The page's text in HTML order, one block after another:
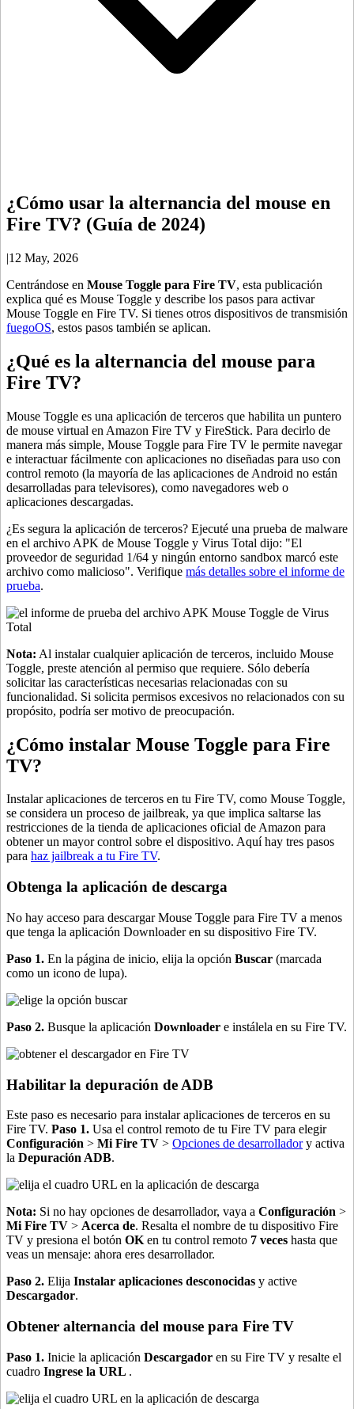
¿Cómo usar la alternancia del mouse en
Fire TV? (Guía de 2024)
|12 May, 2026
Centrándose en Mouse Toggle para Fire TV, esta publicación
explica qué es Mouse Toggle y describe los pasos para activar
Mouse Toggle en Fire TV. Si tienes otros dispositivos de transmisión
fuegoOS, estos pasos también se aplican.
¿Qué es la alternancia del mouse para
Fire TV?
Mouse Toggle es una aplicación de terceros que habilita un puntero
de mouse virtual en Amazon Fire TV y FireStick. Para decirlo de
manera más simple, Mouse Toggle para Fire TV le permite navegar
e interactuar fácilmente con aplicaciones no diseñadas para uso con
control remoto (la mayoría de las aplicaciones de Android no están
desarrolladas para televisores), como navegadores web o
aplicaciones descargadas.
¿Es segura la aplicación de terceros? Ejecuté una prueba de malware
en el archivo APK de Mouse Toggle y Virus Total dijo: "El
proveedor de seguridad 1/64 y ningún entorno sandbox marcó este
archivo como malicioso". Verifique más detalles sobre el informe de
prueba.
Nota: Al instalar cualquier aplicación de terceros, incluido Mouse
Toggle, preste atención al permiso que requiere. Sólo debería
solicitar las características necesarias relacionadas con su
funcionalidad. Si solicita permisos excesivos no relacionados con su
propósito, podría ser motivo de preocupación.
¿Cómo instalar Mouse Toggle para Fire
TV?
Instalar aplicaciones de terceros en tu Fire TV, como Mouse Toggle,
se considera un proceso de jailbreak, ya que implica saltarse las
restricciones de la tienda de aplicaciones oficial de Amazon para
obtener un mayor control sobre el dispositivo. Aquí hay tres pasos
para haz jailbreak a tu Fire TV.
Obtenga la aplicación de descarga
No hay acceso para descargar Mouse Toggle para Fire TV a menos
que tenga la aplicación Downloader en su dispositivo Fire TV.
Paso 1. En la página de inicio, elija la opción Buscar (marcada
como un icono de lupa).
Paso 2. Busque la aplicación Downloader e instálela en su Fire TV.
Habilitar la depuración de ADB
Este paso es necesario para instalar aplicaciones de terceros en su
Fire TV. Paso 1. Usa el control remoto de tu Fire TV para elegir
Configuración > Mi Fire TV > Opciones de desarrolladory activa
la Depuración ADB.
Nota: Si no hay opciones de desarrollador, vaya a Configuración >
Mi Fire TV > Acerca de. Resalta el nombre de tu dispositivo Fire
TV y presiona el botón OK en tu control remoto 7 veces hasta que
veas un mensaje: ahora eres desarrollador.
Paso 2. Elija Instalar aplicaciones desconocidas y active
Descargador.
Obtener alternancia del mouse para Fire TV
Paso 1. Inicie la aplicación Descargador en su Fire TV y resalte el
cuadro Ingrese la URL .